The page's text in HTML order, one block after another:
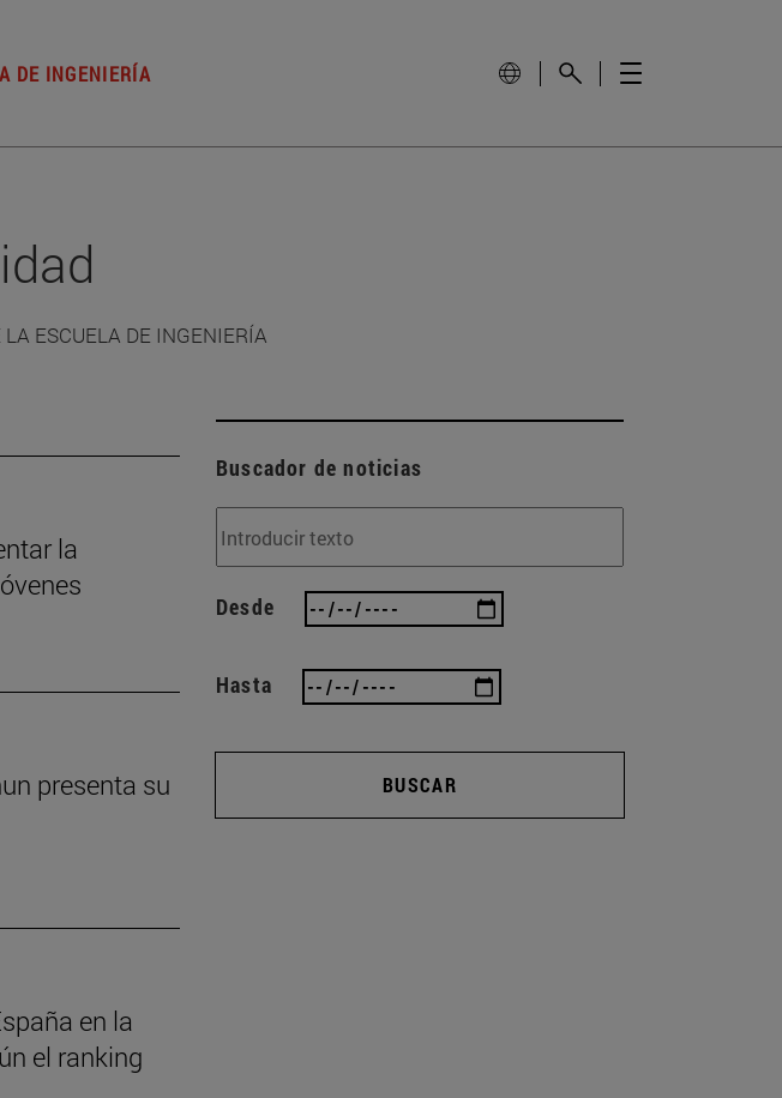
DE INGENIERÍA
ESCUELA DE INGENIERÍA
la
presenta su
en la
el ranking
Buscador de noticias
Desde
Hasta
BUSCAR